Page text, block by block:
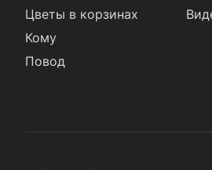
Цветы в корзинах
Кому
Повод